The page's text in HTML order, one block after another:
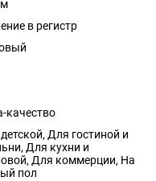
в регистр
качество
Для гостиной и
Для кухни и
Для коммерции, На
пол